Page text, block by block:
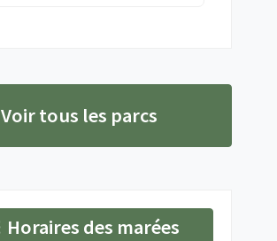
Voir tous les parcs
Horaires des marées